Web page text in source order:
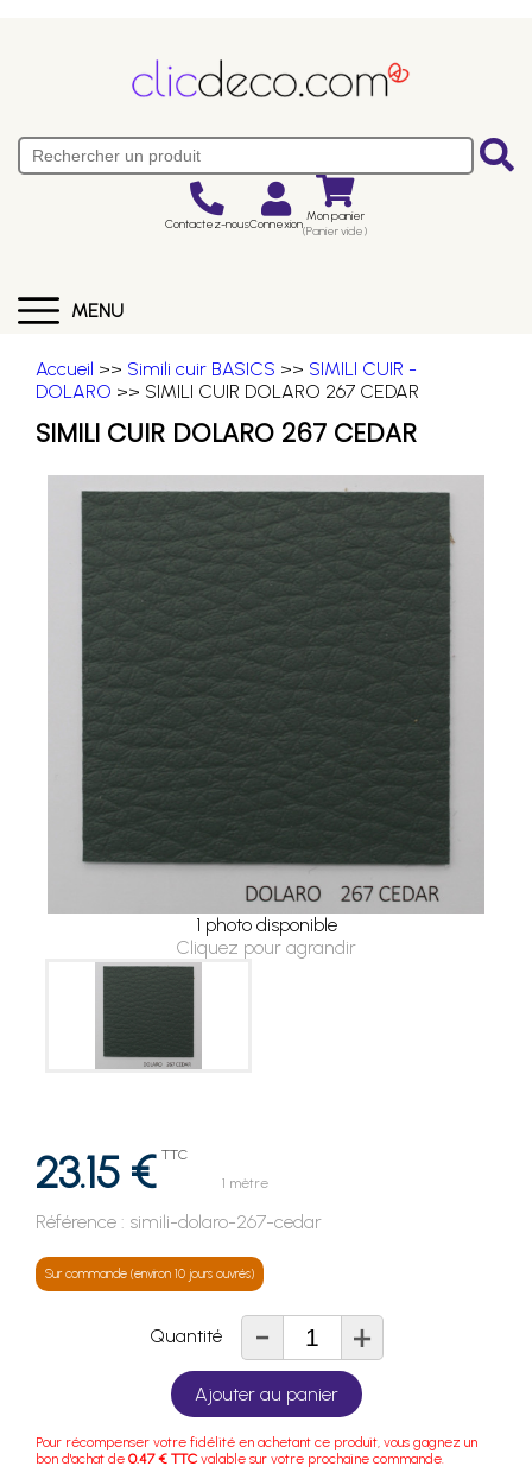
Contactez-nousConnexion Mon panier
(Panier vide)
MENU
Accueil >> Simili cuir BASICS >> SIMILI CUIR -
DOLARO >> SIMILI CUIR DOLARO 267 CEDAR
SIMILI CUIR DOLARO 267 CEDAR
1 photo disponible
Cliquez pour agrandir
23.15 € TTC
1 mètre
Référence : simili-dolaro-267-cedar
Sur commande (environ 10 jours ouvrés)
Quantité - +
Ajouter au panier
Pour récompenser votre fidélité en achetant ce produit, vous gagnez un
bon d'achat de 0.47 € TTC valable sur votre prochaine commande.